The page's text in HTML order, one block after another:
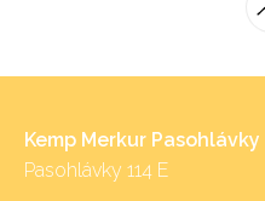
Kemp Merkur Pasohlávky
Pasohlávky 114 E